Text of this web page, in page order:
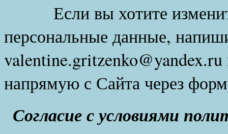
Если вы хотите
персональные данные,
напрямую с Сайта через
Согласие с условиями